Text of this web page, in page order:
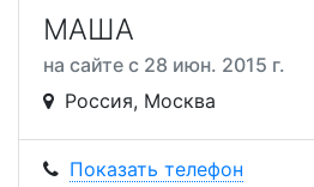
МАША
на сайте с 28 июн. 2015 г.
Россия, Москва
Показать телефон